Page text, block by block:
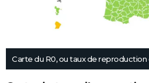
Carte du R0, ou taux de reproduction